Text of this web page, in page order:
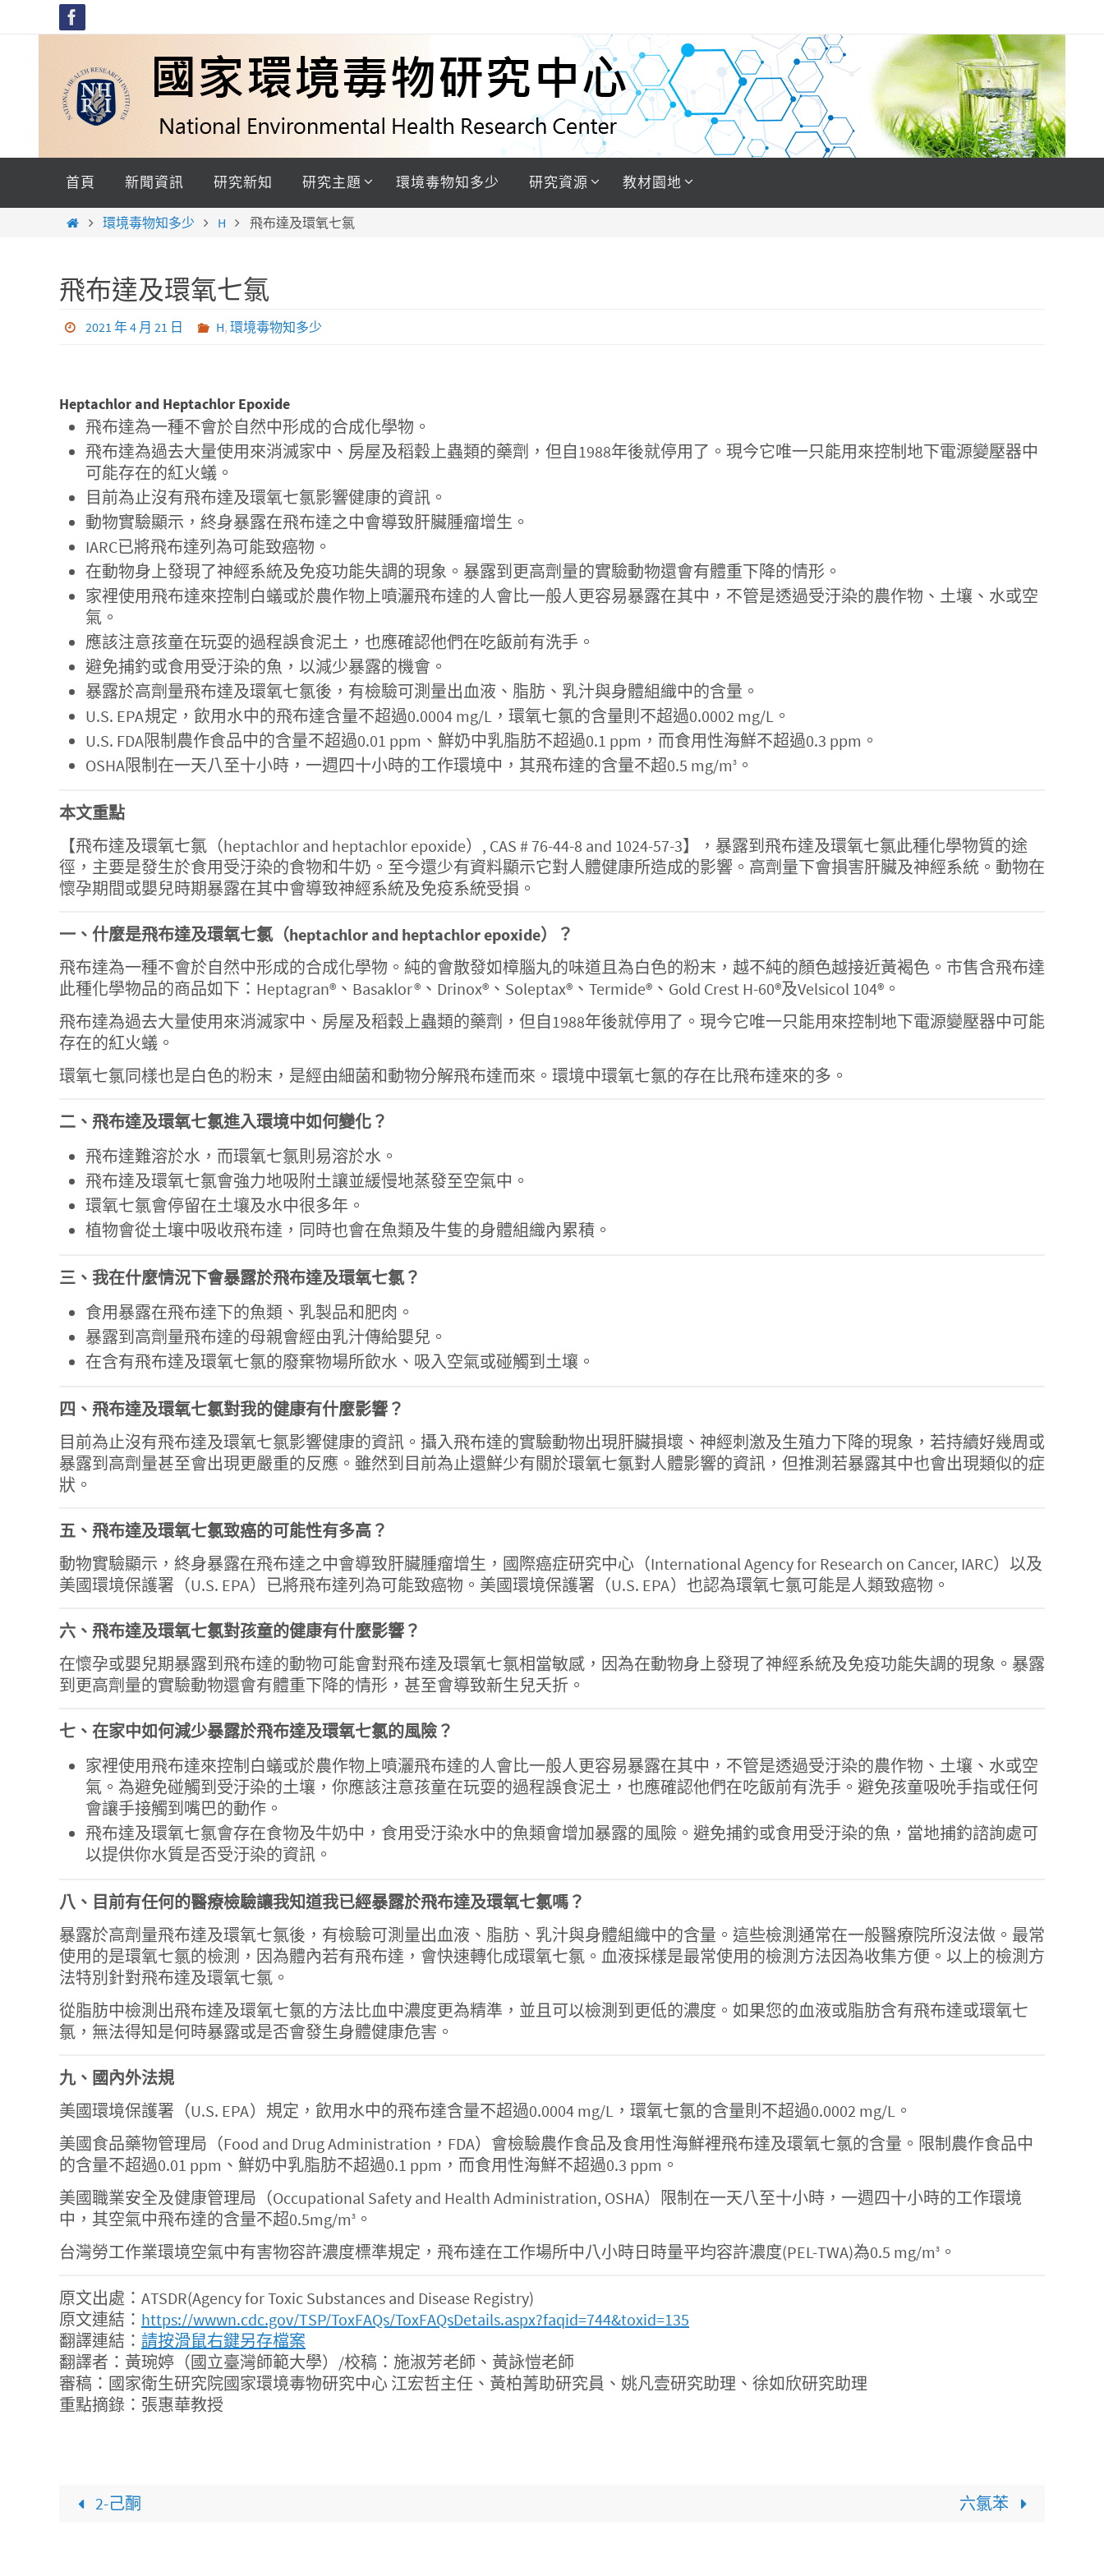
content
首頁 新聞資訊 研究新知 研究主題 環境毒物知多少 研究資源 教材園地
Home環境毒物知多少 H 飛布達及環氧七氯
飛布達及環氧七氯
2021 年 4 月 21 日 H, 環境毒物知多少
Heptachlor and Heptachlor Epoxide
飛布達為一種不會於自然中形成的合成化學物。
飛布達為過去大量使用來消滅家中、房屋及稻穀上蟲類的藥劑，但自1988年後就停用了。現今它唯一只能用來控制地下電源變壓器中
可能存在的紅火蟻。
目前為止沒有飛布達及環氧七氯影響健康的資訊。
動物實驗顯示，終身暴露在飛布達之中會導致肝臟腫瘤增生。
IARC已將飛布達列為可能致癌物。
在動物身上發現了神經系統及免疫功能失調的現象。暴露到更高劑量的實驗動物還會有體重下降的情形。
家裡使用飛布達來控制白蟻或於農作物上噴灑飛布達的人會比一般人更容易暴露在其中，不管是透過受汙染的農作物、土壤、水或空
氣。
應該注意孩童在玩耍的過程誤食泥土，也應確認他們在吃飯前有洗手。
避免捕釣或食用受汙染的魚，以減少暴露的機會。
暴露於高劑量飛布達及環氧七氯後，有檢驗可測量出血液、脂肪、乳汁與身體組織中的含量。
U.S. EPA規定，飲用水中的飛布達含量不超過0.0004 mg/L，環氧七氯的含量則不超過0.0002 mg/L。
U.S. FDA限制農作食品中的含量不超過0.01 ppm、鮮奶中乳脂肪不超過0.1 ppm，而食用性海鮮不超過0.3 ppm。
OSHA限制在一天八至十小時，一週四十小時的工作環境中，其飛布達的含量不超0.5 mg/m3 。
本文重點
【飛布達及環氧七氯（heptachlor and heptachlor epoxide）, CAS # 76-44-8 and 1024-57-3】，暴露到飛布達及環氧七氯此種化學物質的途
徑，主要是發生於食用受汙染的食物和牛奶。至今還少有資料顯示它對人體健康所造成的影響。高劑量下會損害肝臟及神經系統。動物在
懷孕期間或嬰兒時期暴露在其中會導致神經系統及免疫系統受損。
一、什麼是飛布達及環氧七氯（heptachlor and heptachlor epoxide）？
飛布達為一種不會於自然中形成的合成化學物。純的會散發如樟腦丸的味道且為白色的粉末，越不純的顏色越接近黃褐色。市售含飛布達
此種化學物品的商品如下：Heptagran®、Basaklor®、Drinox®、Soleptax®、Termide®、Gold Crest H-60®及Velsicol 104®。
飛布達為過去大量使用來消滅家中、房屋及稻穀上蟲類的藥劑，但自1988年後就停用了。現今它唯一只能用來控制地下電源變壓器中可能
存在的紅火蟻。
環氧七氯同樣也是白色的粉末，是經由細菌和動物分解飛布達而來。環境中環氧七氯的存在比飛布達來的多。
二、飛布達及環氧七氯進入環境中如何變化？
飛布達難溶於水，而環氧七氯則易溶於水。
飛布達及環氧七氯會強力地吸附土讓並緩慢地蒸發至空氣中。
環氧七氯會停留在土壤及水中很多年。
植物會從土壤中吸收飛布達，同時也會在魚類及牛隻的身體組織內累積。
三、我在什麼情況下會暴露於飛布達及環氧七氯？
食用暴露在飛布達下的魚類、乳製品和肥肉。
暴露到高劑量飛布達的母親會經由乳汁傳給嬰兒。
在含有飛布達及環氧七氯的廢棄物場所飲水、吸入空氣或碰觸到土壤。
四、飛布達及環氧七氯對我的健康有什麼影響？
目前為止沒有飛布達及環氧七氯影響健康的資訊。攝入飛布達的實驗動物出現肝臟損壞、神經刺激及生殖力下降的現象，若持續好幾周或
暴露到高劑量甚至會出現更嚴重的反應。雖然到目前為止還鮮少有關於環氧七氯對人體影響的資訊，但推測若暴露其中也會出現類似的症
狀。
五、飛布達及環氧七氯致癌的可能性有多高？
動物實驗顯示，終身暴露在飛布達之中會導致肝臟腫瘤增生，國際癌症研究中心（International Agency for Research on Cancer, IARC）以及
美國環境保護署（U.S. EPA）已將飛布達列為可能致癌物。美國環境保護署（U.S. EPA）也認為環氧七氯可能是人類致癌物。
六、飛布達及環氧七氯對孩童的健康有什麼影響？
在懷孕或嬰兒期暴露到飛布達的動物可能會對飛布達及環氧七氯相當敏感，因為在動物身上發現了神經系統及免疫功能失調的現象。暴露
到更高劑量的實驗動物還會有體重下降的情形，甚至會導致新生兒夭折。
七、在家中如何減少暴露於飛布達及環氧七氯的風險？
家裡使用飛布達來控制白蟻或於農作物上噴灑飛布達的人會比一般人更容易暴露在其中，不管是透過受汙染的農作物、土壤、水或空
氣。為避免碰觸到受汙染的土壤，你應該注意孩童在玩耍的過程誤食泥土，也應確認他們在吃飯前有洗手。避免孩童吸吮手指或任何
會讓手接觸到嘴巴的動作。
飛布達及環氧七氯會存在食物及牛奶中，食用受汙染水中的魚類會增加暴露的風險。避免捕釣或食用受汙染的魚，當地捕釣諮詢處可
以提供你水質是否受汙染的資訊。
八、目前有任何的醫療檢驗讓我知道我已經暴露於飛布達及環氧七氯嗎？
暴露於高劑量飛布達及環氧七氯後，有檢驗可測量出血液、脂肪、乳汁與身體組織中的含量。這些檢測通常在一般醫療院所沒法做。最常
使用的是環氧七氯的檢測，因為體內若有飛布達，會快速轉化成環氧七氯。血液採樣是最常使用的檢測方法因為收集方便。以上的檢測方
法特別針對飛布達及環氧七氯。
從脂肪中檢測出飛布達及環氧七氯的方法比血中濃度更為精準，並且可以檢測到更低的濃度。如果您的血液或脂肪含有飛布達或環氧七
氯，無法得知是何時暴露或是否會發生身體健康危害。
九、國內外法規
美國環境保護署（U.S. EPA）規定，飲用水中的飛布達含量不超過0.0004 mg/L，環氧七氯的含量則不超過0.0002 mg/L。
美國食品藥物管理局（Food and Drug Administration，FDA）會檢驗農作食品及食用性海鮮裡飛布達及環氧七氯的含量。限制農作食品中
的含量不超過0.01 ppm、鮮奶中乳脂肪不超過0.1 ppm，而食用性海鮮不超過0.3 ppm。
美國職業安全及健康管理局（Occupational Safety and Health Administration, OSHA）限制在一天八至十小時，一週四十小時的工作環境
中，其空氣中飛布達的含量不超0.5mg/m3 。
台灣勞工作業環境空氣中有害物容許濃度標準規定，飛布達在工作場所中八小時日時量平均容許濃度(PEL-TWA)為0.5 mg/m3 。
原文出處：ATSDR(Agency for Toxic Substances and Disease Registry)
原文連結： https://wwwn.cdc.gov/TSP/ToxFAQs/ToxFAQsDetails.aspx?faqid=744&toxid=135
翻譯連結： 請按滑鼠右鍵另存檔案
翻譯者：黃琬婷（國立臺灣師範大學）/校稿：施淑芳老師、黃詠愷老師
審稿：國家衛生研究院國家環境毒物研究中心 江宏哲主任、黃柏菁助研究員、姚凡壹研究助理、徐如欣研究助理
重點摘錄：張惠華教授
2-己酮 六氯苯